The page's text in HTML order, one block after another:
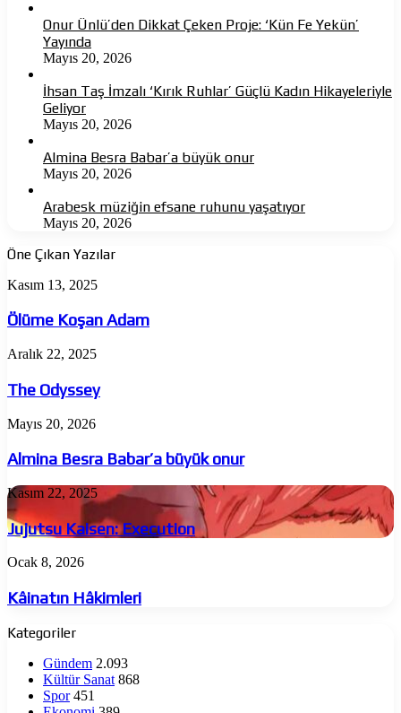
Onur Ünlü’den Dikkat Çeken Proje: ‘Kün Fe Yekün’
Yayında
Mayıs 20, 2026
İhsan Taş İmzalı ‘Kırık Ruhlar’ Güçlü Kadın Hikayeleriyle
Geliyor
Mayıs 20, 2026
Almina Besra Babar’a büyük onur
Mayıs 20, 2026
Arabesk müziğin efsane ruhunu yaşatıyor
Mayıs 20, 2026
Öne Çıkan Yazılar
Ölüme
Adam
Kasım 13, 2025
Ölüme Koşan Adam
The
Aralık 22, 2025
The Odyssey
Almina
Babar’a
büyük
onur
Mayıs 20, 2026
Almina Besra Babar’a büyük onur
Jujutsu
Kaisen:
Execution
Kasım 22, 2025
Jujutsu Kaisen: Execution
Kâinatın
Ocak 8, 2026
Kâinatın Hâkimleri
Kategoriler
Gündem 2.093
Kültür Sanat 868
Spor 451